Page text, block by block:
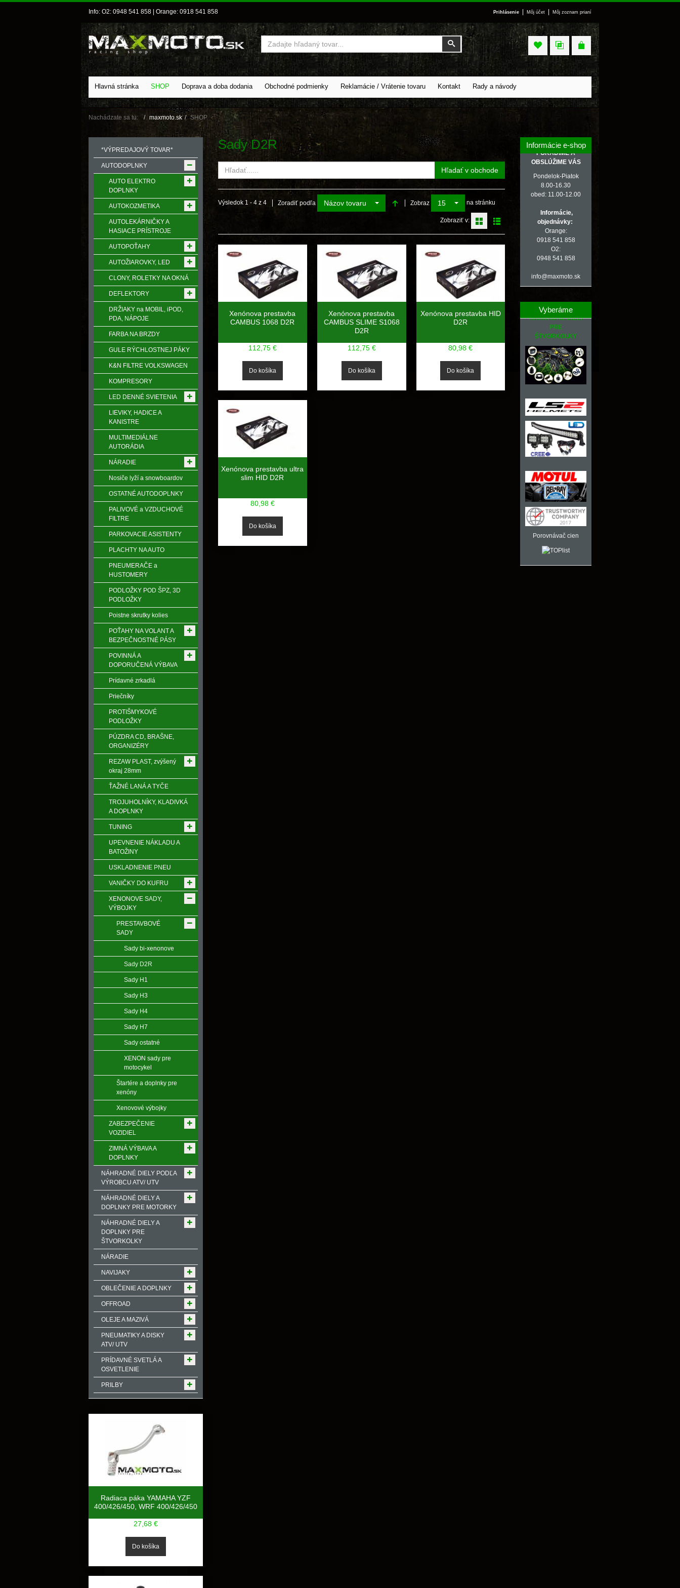
Info: O2: 0948 541 858 | Orange: 0918 541 858 Prihlásenie Môj účet Môj zoznam prianí
Vyhľadať
Vyhľadať
Hlavná stránka SHOP Doprava a doba dodania Obchodné podmienky Reklamácie / Vrátenie tovaru Kontakt Rady a návody
Nachádzate sa tu: maxmoto.sk SHOP
Sady D2R
Hľadať v obchode
Výsledok 1 - 4 z 4 Zoradiť podľa Názov tovaru Zobraz 15 na stránku
Zobraziť v:
Xenónova prestavba
CAMBUS 1068 D2R
112,75 €
Xenónova prestavba
CAMBUS SLIME S1068
D2R
112,75 €
Xenónova prestavba HID
D2R
80,98 €
Xenónova prestavba ultra
slim HID D2R
80,98 €
*VÝPREDAJOVÝ TOVAR*
AUTODOPLNKY
AUTO ELEKTRO
DOPLNKY
AUTOKOZMETIKA
AUTOLEKÁRNIČKY A
HASIACE PRÍSTROJE
AUTOPOŤAHY
AUTOŽIAROVKY, LED
CLONY, ROLETKY NA OKNÁ
DEFLEKTORY
DRŽIAKY na MOBIL, iPOD,
PDA, NÁPOJE
FARBA NA BRZDY
GULE RÝCHLOSTNEJ PÁKY
K&N FILTRE VOLKSWAGEN
KOMPRESORY
LED DENNÉ SVIETENIA
LIEVIKY, HADICE A
KANISTRE
MULTIMEDIÁLNE
AUTORÁDIA
NÁRADIE
Nosiče lyží a snowboardov
OSTATNÉ AUTODOPLNKY
PALIVOVÉ a VZDUCHOVÉ
FILTRE
PARKOVACIE ASISTENTY
PLACHTY NA AUTO
PNEUMERAČE a
HUSTOMERY
PODLOŽKY POD ŠPZ, 3D
PODLOŽKY
Poistne skrutky kolies
POŤAHY NA VOLANT A
BEZPEČNOSTNÉ PÁSY
POVINNÁ A
DOPORUČENÁ VÝBAVA
Prídavné zrkadlá
Priečníky
PROTIŠMYKOVÉ
PODLOŽKY
PÚZDRA CD, BRAŠNE,
ORGANIZÉRY
REZAW PLAST, zvýšený
okraj 28mm
ŤAŽNÉ LANÁ A TYČE
TROJUHOLNÍKY, KLADIVKÁ
A DOPLNKY
TUNING
UPEVNENIE NÁKLADU A
BATOŽINY
USKLADNENIE PNEU
VANIČKY DO KUFRU
XENONOVE SADY,
VÝBOJKY
PRESTAVBOVÉ
SADY
Sady bi-xenonove
Sady D2R
Sady H1
Sady H3
Sady H4
Sady H7
Sady ostatné
XENON sady pre
motocykel
Štartére a doplnky pre
xenóny
Xenovové výbojky
ZABEZPEČENIE
VOZIDIEL
ZIMNÁ VÝBAVA A
DOPLNKY
NÁHRADNÉ DIELY PODĽA
VÝROBCU ATV/ UTV
NÁHRADNÉ DIELY A
DOPLNKY PRE MOTORKY
NÁHRADNÉ DIELY A
DOPLNKY PRE
ŠTVORKOLKY
NÁRADIE
NAVIJAKY
OBLEČENIE A DOPLNKY
OFFROAD
OLEJE A MAZIVÁ
PNEUMATIKY A DISKY
ATV/ UTV
PRÍDAVNÉ SVETLÁ A
OSVETLENIE
PRILBY
Radiaca páka YAMAHA YZF
400/426/450, WRF 400/426/450
27,68 €
Informácie e-shop
PORADÍME A
OBSLÚŽIME VÁS
Pondelok-Piatok
8.00-16.30
obed: 11.00-12.00
Informácie,
objednávky:
Orange:
0918 541 858
O2:
0948 541 858
info@maxmoto.sk
Vyberáme
NÁHRADNÉ DIELY
PRE
ŠTVORKOLKY
Porovnávač cien